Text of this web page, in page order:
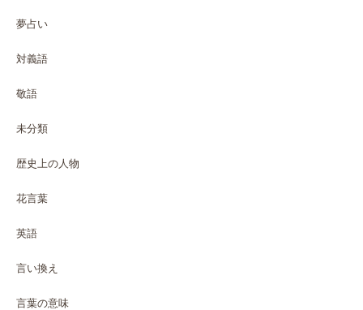
夢占い
対義語
敬語
未分類
歴史上の人物
花言葉
英語
言い換え
言葉の意味